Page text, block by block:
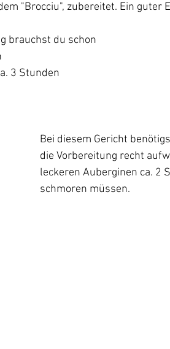
"Brocciu", zubereitet. Ein guter
brauchst du schon
3 Stunden
Bei diesem Gericht
die Vorbereitung recht
leckeren Auberginen ca. 2
schmoren müssen.